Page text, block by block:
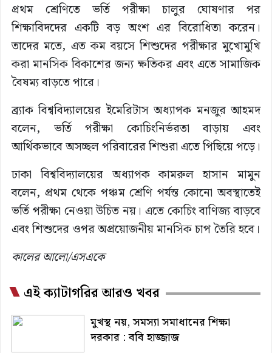
প্রথম শ্রেণিতে ভর্তি পরীক্ষা চালুর ঘোষণার পর
শিক্ষাবিদদের একটি বড় অংশ এর বিরোধিতা করেন।
তাদের মতে, এত কম বয়সে শিশুদের পরীক্ষার মুখোমুখি
করা মানসিক বিকাশের জন্য ক্ষতিকর এবং এতে সামাজিক
বৈষম্য বাড়তে পারে।
ব্র্যাক বিশ্ববিদ্যালয়ের ইমেরিটাস অধ্যাপক মনজুর আহমদ
বলেন, ভর্তি পরীক্ষা কোচিংনির্ভরতা বাড়ায় এবং
আর্থিকভাবে অসচ্ছল পরিবারের শিশুরা এতে পিছিয়ে পড়ে।
ঢাকা বিশ্ববিদ্যালয়ের অধ্যাপক কামরুল হাসান মামুন
বলেন, প্রথম থেকে পঞ্চম শ্রেণি পর্যন্ত কোনো অবস্থাতেই
ভর্তি পরীক্ষা নেওয়া উচিত নয়। এতে কোচিং বাণিজ্য বাড়বে
এবং শিশুদের ওপর অপ্রয়োজনীয় মানসিক চাপ তৈরি হবে।
কালের আলো/এসএকে
এই ক্যাটাগরির আরও খবর
মুখস্থ নয়, সমস্যা সমাধানের শিক্ষা
দরকার : ববি হাজ্জাজ